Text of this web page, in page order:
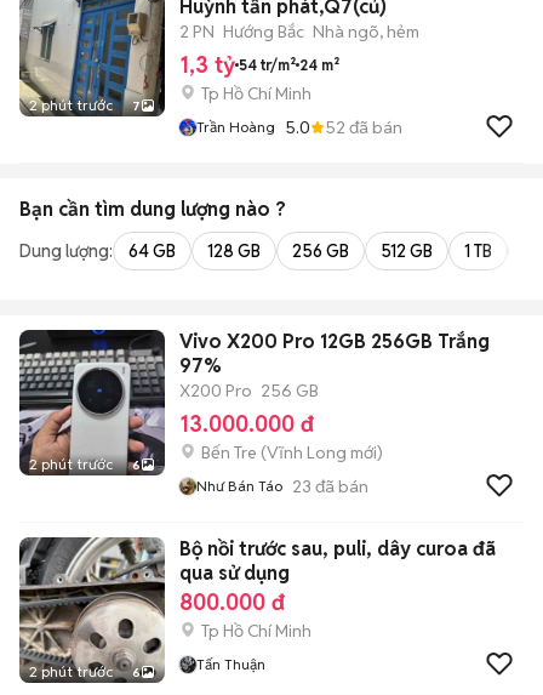
2 phút trước 7
Huỳnh tấn phát,Q7(củ)
2 PN Hướng Bắc Nhà ngõ, hẻm
1,3 tỷ 54 tr/m² 24 m²
Tp Hồ Chí Minh
Trần Hoàng 5.0 52 đã bán
Bạn cần tìm dung lượng nào ?
Dung lượng: 64 GB 128 GB 256 GB 512 GB 1 TB
2 phút trước 6
Vivo X200 Pro 12GB 256GB Trắng
97%
X200 Pro 256 GB
13.000.000 đ
Bến Tre (Vĩnh Long mới)
Như Bán Táo 23 đã bán
2 phút trước 6
Bộ nồi trước sau, puli, dây curoa đã
qua sử dụng
800.000 đ
Tp Hồ Chí Minh
Tấn Thuận